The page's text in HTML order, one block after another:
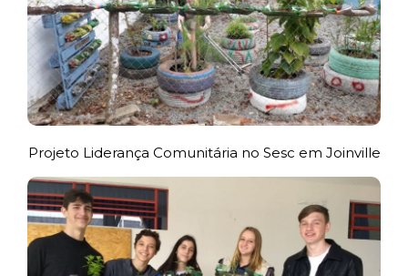
Projeto Liderança Comunitária no Sesc em Joinville